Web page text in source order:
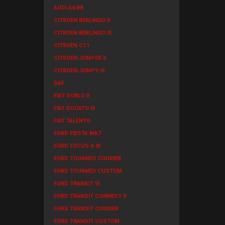
AUDI A4 B8
CITROEN BERLINGO II
CITROEN BERLINGO III
CITROEN C1 I
CITROEN JUMPER II
CITROEN JUMPY III
DAF
FIAT DOBLO II
FIAT DUCATO III
FIAT TALENTO
FORD FIESTA MK7
FORD FOCUS II-III
FORD TOURNEO COURIER
FORD TOURNEO CUSTOM
FORD TRANSIT VI
FORD TRANSIT CONNECT II
FORD TRANSIT COURIER
FORD TRANSIT CUSTOM